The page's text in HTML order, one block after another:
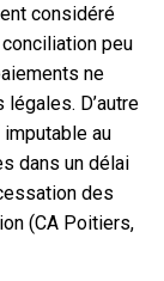
considéré
peu
ne
D’autre
au
dans un délai
des
(CA Poitiers,